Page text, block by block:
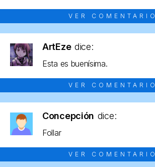
VER COMENTARIO
ArtEze dice:
Esta es buenísima.
VER COMENTARIO
Concepción dice:
Follar
VER COMENTARIO